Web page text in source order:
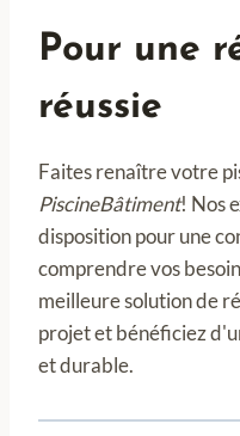
Pour une
réussie
Faites renaître votre
PiscineBâtiment! Nos
disposition pour une
comprendre vos
meilleure solution de
projet et bénéficiez
et durable.